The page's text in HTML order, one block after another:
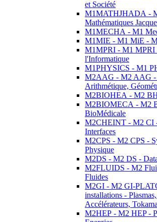
et Société
M1MATHJHADA -
Mathématiques
M1MECHA - M1
M1MIE - M1 MiE -
M1MPRI - M1 MPRI
l'Informatique
M1PHYSICS - M1
M2AAG - M2 AAG -
Arithmétique,
M2BIOHEA - M2
M2BIOMECA - M2
BioMédicale
M2CHEINT - M2 CI
Interfaces
M2CPS - M2 CPS -
Physique
M2DS - M2 DS -
M2FLUIDS - M2
Fluides
M2GI - M2 GI-
installations -
Accélérateurs,
M2HEP - M2 HEP -